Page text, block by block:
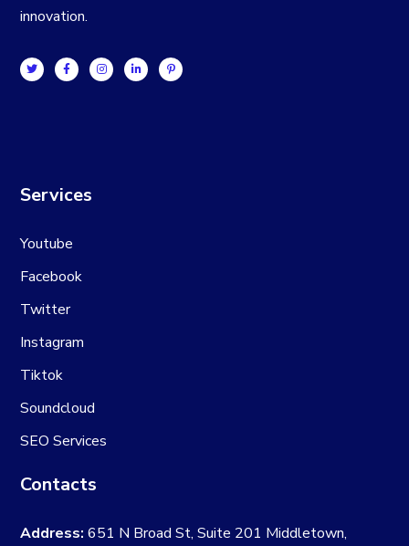
innovation.
Services
Youtube
Facebook
Twitter
Instagram
Tiktok
Soundcloud
SEO Services
Contacts
Address: 651 N Broad St, Suite 201 Middletown,